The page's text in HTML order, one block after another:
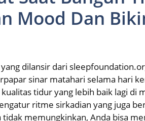
Mood Dan
dilansir dari
sinar matahari selama hari
tidur yang lebih baik lagi di
ritme sirkadian yang juga
memungkinkan, Anda bisa